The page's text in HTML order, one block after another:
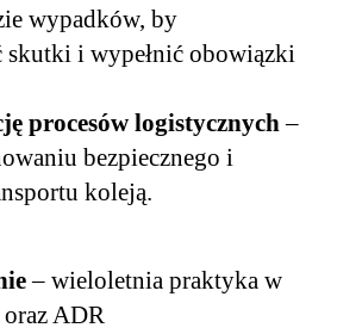
wypadków, by
skutki i wypełnić obowiązki
procesów logistycznych–
bezpiecznego i
koleją.
– wieloletnia praktyka w
ADR